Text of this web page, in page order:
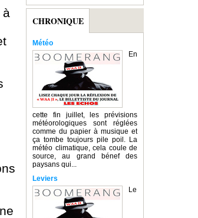
à
CHRONIQUE
Météo
En
cette fin juillet, les prévisions
météorologiques sont réglées
comme du papier à musique et
ça tombe toujours pile poil. La
météo climatique, cela coule de
source, au grand bénef des
paysans qui...
Leviers
Le